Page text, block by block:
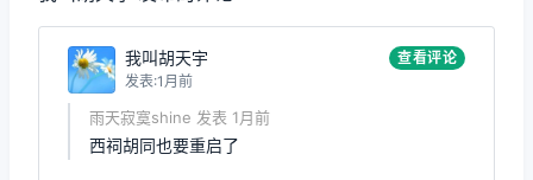
我叫胡天宇
发表:1月前
查看评论
雨天寂寞shine 发表 1月前
西祠胡同也要重启了